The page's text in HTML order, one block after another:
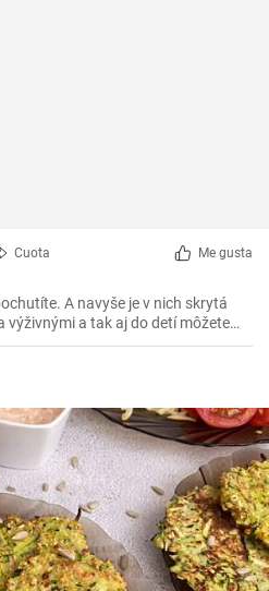
Cuota Me gusta
A navyše je v nich skrytá
výživnými a tak aj do detí môžete
zeleniny.